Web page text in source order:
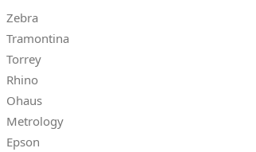
Zebra
Tramontina
Torrey
Rhino
Ohaus
Metrology
Epson